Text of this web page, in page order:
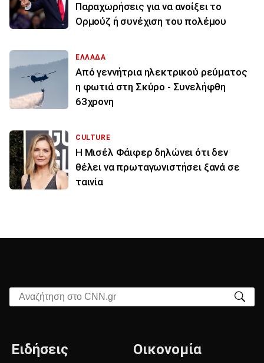
Παραχωρήσεις για να ανοίξει το
Ορμούζ ή συνέχιση του πολέμου
ΕΛΛΑΔΑ
Από γεννήτρια ηλεκτρικού ρεύματος
η φωτιά στη Σκύρο - Συνελήφθη
63χρονη
CULTURE
Η Μισέλ Φάιφερ δηλώνει ότι δεν
θέλει να πρωταγωνιστήσει ξανά σε
ταινία
Αναζήτηση στο CNN.gr
Ειδήσεις Οικονομία